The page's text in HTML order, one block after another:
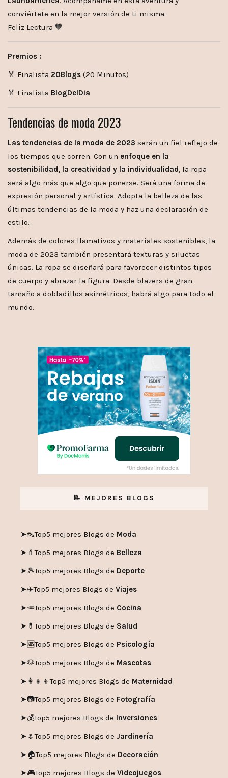
conviértete en la mejor versión de ti misma.
Feliz Lectura 🧡
Premios :
🏅 Finalista 20Blogs (20 Minutos)
🏅 Finalista BlogDelDia
Tendencias de moda 2023
Las tendencias de la moda de 2023 serán un fiel reflejo de
los tiempos que corren. Con un enfoque en la
sostenibilidad, la creatividad y la individualidad, la ropa
será algo más que algo que ponerse. Será una forma de
expresión personal y artística. Adopta la belleza de las
últimas tendencias de la moda y haz una declaración de
estilo.
Además de colores llamativos y materiales sostenibles, la
moda de 2023 también presentará texturas y siluetas
únicas. La ropa se diseñará para favorecer distintos tipos
de cuerpo y abrazar la figura. Desde blazers de gran
tamaño a dobladillos asimétricos, habrá algo para todo el
mundo.
📝 MEJORES BLOGS
➤👠Top5 mejores Blogs de Moda
➤💄Top5 mejores Blogs de Belleza
➤🎾Top5 mejores Blogs de Deporte
➤✈️Top5 mejores Blogs de Viajes
➤🥕Top5 mejores Blogs de Cocina
➤💊Top5 mejores Blogs de Salud
➤🆘Top5 mejores Blogs de Psicología
➤🐶Top5 mejores Blogs de Mascotas
➤👩‍👧‍👦Top5 mejores Blogs de Maternidad
➤📷Top5 mejores Blogs de Fotografía
➤💰Top5 mejores Blogs de Inversiones
➤🌷Top5 mejores Blogs de Jardinería
➤🏠Top5 mejores Blogs de Decoración
➤🎮Top5 mejores Blogs de Videojuegos